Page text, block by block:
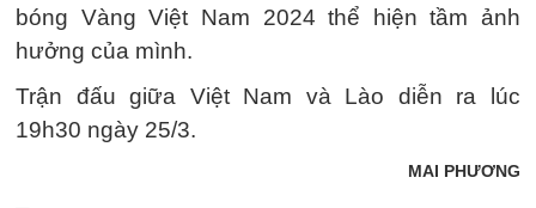
bóng Vàng Việt Nam 2024 thể hiện tầm ảnh
hưởng của mình.
Trận đấu giữa Việt Nam và Lào diễn ra lúc
19h30 ngày 25/3.
MAI PHƯƠNG